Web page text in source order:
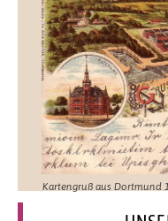
Kartengruß aus Dortmund